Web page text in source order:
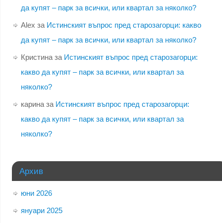
да купят – парк за всички, или квартал за няколко?
Alex за Истинският въпрос пред старозагорци: какво
да купят – парк за всички, или квартал за няколко?
Кристиназа Истинският въпрос пред старозагорци:
какво да купят – парк за всички, или квартал за
няколко?
кариназа Истинският въпрос пред старозагорци:
какво да купят – парк за всички, или квартал за
няколко?
Архив
юни 2026
януари 2025